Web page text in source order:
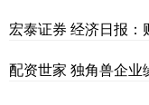
宏泰证券 经济日报：
配资世家 独角兽企